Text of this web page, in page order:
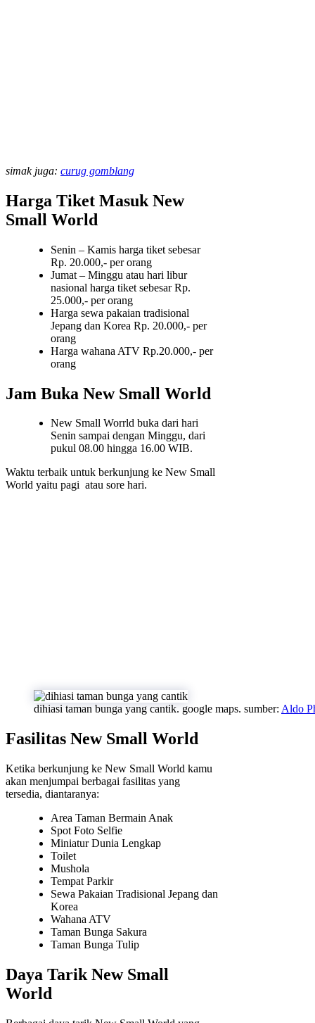
simak juga: curug gomblang
Harga Tiket Masuk New
Small World
Senin – Kamis harga tiket sebesar
Rp. 20.000,- per orang
Jumat – Minggu atau hari libur
nasional harga tiket sebesar Rp.
25.000,- per orang
Harga sewa pakaian tradisional
Jepang dan Korea Rp. 20.000,- per
orang
Harga wahana ATV Rp.20.000,- per
orang
Jam Buka New Small World
New Small Worrld buka dari hari
Senin sampai dengan Minggu, dari
pukul 08.00 hingga 16.00 WIB.
Waktu terbaik untuk berkunjung ke New Small
World yaitu pagi atau sore hari.
dihiasi taman bunga yang cantik. google maps. sumber: Aldo
Fasilitas New Small World
Ketika berkunjung ke New Small World kamu
akan menjumpai berbagai fasilitas yang
tersedia, diantaranya:
Area Taman Bermain Anak
Spot Foto Selfie
Miniatur Dunia Lengkap
Toilet
Mushola
Tempat Parkir
Sewa Pakaian Tradisional Jepang dan
Korea
Wahana ATV
Taman Bunga Sakura
Taman Bunga Tulip
Daya Tarik New Small
World